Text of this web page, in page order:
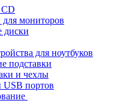
мониторов
диски
для ноутбуков
подставки
и чехлы
USB портов